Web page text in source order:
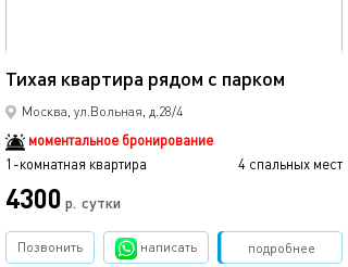
Тихая квартира рядом с парком
Москва, ул.Вольная, д.28/4
моментальное бронирование
1-комнатная квартира
4 спальных мест
4300 р. сутки
подробнее
Позвонить написать Забронировать